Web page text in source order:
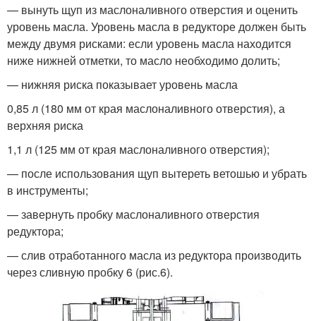
— вынуть щуп из маслоналивного отверстия и оценить
уровень масла. Уровень масла в редукторе должен быть
между двумя риска­ми: если уровень масла находится
ниже нижней отметки, то масло необходимо долить;
— нижняя риска показывает уровень масла
0,85 л (180 мм от края маслоналивного отверстия), а
верхняя риска
1,1 л (125 мм от края маслоналивного отверстия);
— после использования щуп вытереть ветошью и убрать
в инструменты;
— завернуть пробку маслоналивного отверстия
редуктора;
— слив отработанного масла из редуктора производить
через сливную пробку 6 (рис.6).